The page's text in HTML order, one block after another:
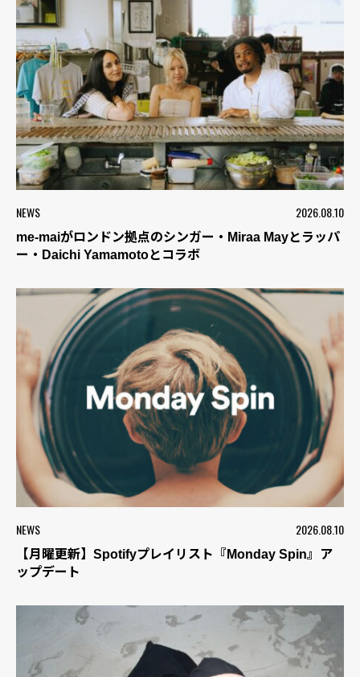
NEWS 2026.08.10
me-maiがロンドン拠点のシンガー・Miraa Mayとラッパ
ー・Daichi Yamamotoとコラボ
NEWS 2026.08.10
【月曜更新】Spotifyプレイリスト『Monday Spin』ア
ップデート